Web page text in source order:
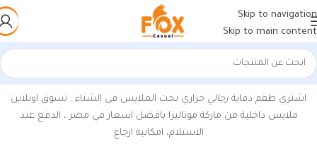
Skip to navigation
Skip to main content
الرئيسية/منتجات تحت الوسم “الدفايات الرجالي”
عرض النتيجة الوحيدة
اشتري طقم دفاية رجالي حراري تحت الملابس فى الشتاء : تسوق اونلاين
ملابس داخلية من ماركة موناليزا بافضل اسعار في مصر ، الدفع عند
الاستلام، امكانية ارجاع